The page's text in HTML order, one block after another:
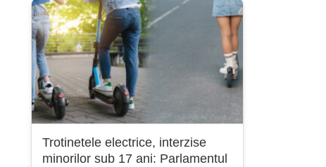
Trotinetele electrice, interzise
minorilor sub 17 ani: Parlamentul